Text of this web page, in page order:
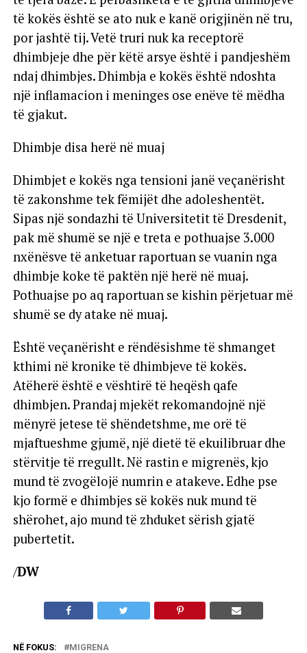
të kokës është se ato nuk e kanë origjinën në tru,
por jashtë tij. Vetë truri nuk ka receptorë
dhimbjeje dhe për këtë arsye është i pandjeshëm
ndaj dhimbjes. Dhimbja e kokës është ndoshta
një inflamacion i meninges ose enëve të mëdha
të gjakut.
Dhimbje disa herë në muaj
Dhimbjet e kokës nga tensioni janë veçanërisht
të zakonshme tek fëmijët dhe adoleshentët.
Sipas një sondazhi të Universitetit të Dresdenit,
pak më shumë se një e treta e pothuajse 3.000
nxënësve të anketuar raportuan se vuanin nga
dhimbje koke të paktën një herë në muaj.
Pothuajse po aq raportuan se kishin përjetuar më
shumë se dy atake në muaj.
Është veçanërisht e rëndësishme të shmanget
kthimi në kronike të dhimbjeve të kokës.
Atëherë është e vështirë të heqësh qafe
dhimbjen. Prandaj mjekët rekomandojnë një
mënyrë jetese të shëndetshme, me orë të
mjaftueshme gjumë, një dietë të ekuilibruar dhe
stërvitje të rregullt. Në rastin e migrenës, kjo
mund të zvogëlojë numrin e atakeve. Edhe pse
kjo formë e dhimbjes së kokës nuk mund të
shërohet, ajo mund të zhduket sërish gjatë
pubertetit.
/DW
NË FOKUS: MIGRENA